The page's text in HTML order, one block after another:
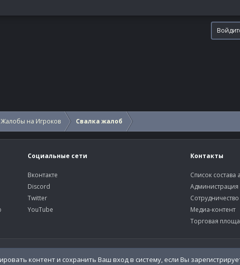
Жалобы на Игроков Свалка жалоб
Социальные сети
Вконтакте
Discord
Twitter
YouTube
Контакты
Список
Администрация
Медиа-контент
Торговая
Условия и правила Политика
контент и сохранить Ваш вход в систему, если Вы